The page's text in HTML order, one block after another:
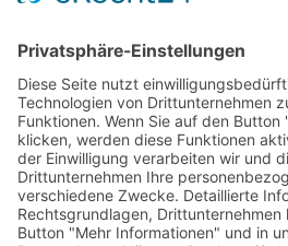
Margit Kruse
Schneeflöckchen, Blutröckchen
11. Oktober 2017
Print on Demand
288 Seiten, 12 x 20 cm